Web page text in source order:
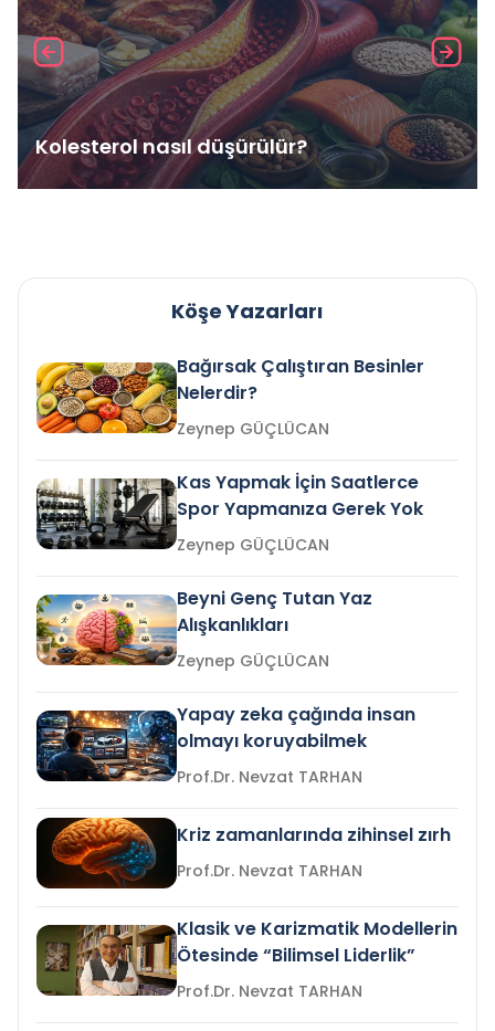
Kolesterol nasıl düşürülür?
Köşe Yazarları
Bağırsak Çalıştıran Besinler
Nelerdir?
Zeynep GÜÇLÜCAN
Kas Yapmak İçin Saatlerce
Spor Yapmanıza Gerek Yok
Zeynep GÜÇLÜCAN
Beyni Genç Tutan Yaz
Alışkanlıkları
Zeynep GÜÇLÜCAN
Yapay zeka çağında insan
olmayı koruyabilmek
Prof.Dr. Nevzat TARHAN
Kriz zamanlarında zihinsel zırh
Prof.Dr. Nevzat TARHAN
Klasik ve Karizmatik Modellerin
Ötesinde “Bilimsel Liderlik”
Prof.Dr. Nevzat TARHAN